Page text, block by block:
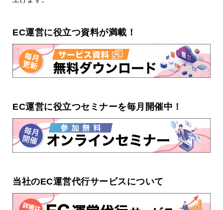
EC運営に役立つ資料が満載！
EC運営に役立つセミナーを毎月開催中！
当社のEC運営代行サービスについて